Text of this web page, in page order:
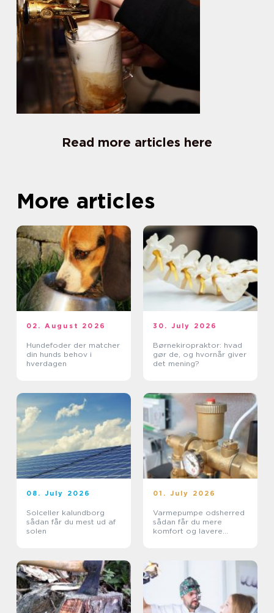
Read more articles here
More articles
02. August 2026
Hundefoder der matcher
din hunds behov i
hverdagen
30. July 2026
Børnekiropraktor: hvad
gør de, og hvornår giver
det mening?
08. July 2026
Solceller kalundborg
sådan får du mest ud af
solen
01. July 2026
Varmepumpe odsherred
sådan får du mere
komfort og lavere